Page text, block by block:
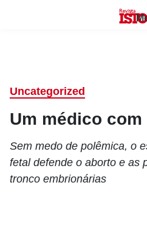
Uncategorized
Um médico com
Sem medo de polêmica, o
fetal defende o aborto e as
tronco embrionárias